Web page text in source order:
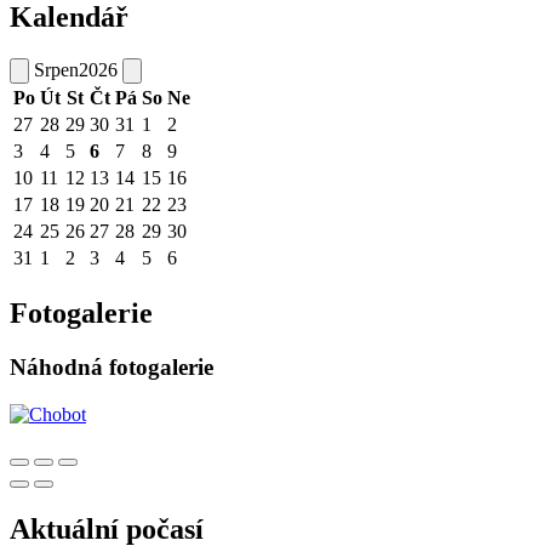
Kalendář
Srpen2026
Po Út St Čt Pá So Ne
27 28 29 30 31 1
2
3
4 5 6 7 8
9
10 11 12 13 14 15 16
17 18 19 20 21 22 23
24 25 26 27 28 29 30
31 1 2 3 4 5 6
Fotogalerie
Náhodná fotogalerie
Aktuální počasí